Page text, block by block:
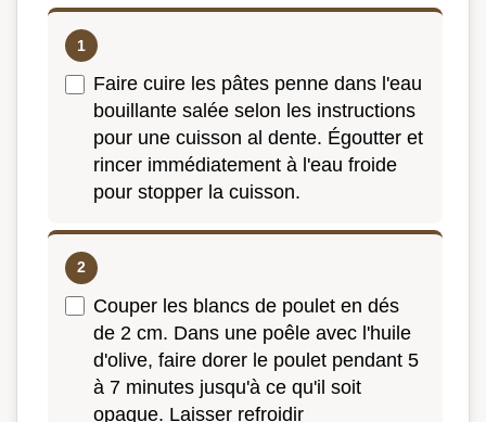
Faire cuire les pâtes penne dans l'eau
bouillante salée selon les instructions
pour une cuisson al dente. Égoutter et
rincer immédiatement à l'eau froide
pour stopper la cuisson.
Couper les blancs de poulet en dés
de 2 cm. Dans une poêle avec l'huile
d'olive, faire dorer le poulet pendant 5
à 7 minutes jusqu'à ce qu'il soit
opaque. Laisser refroidir